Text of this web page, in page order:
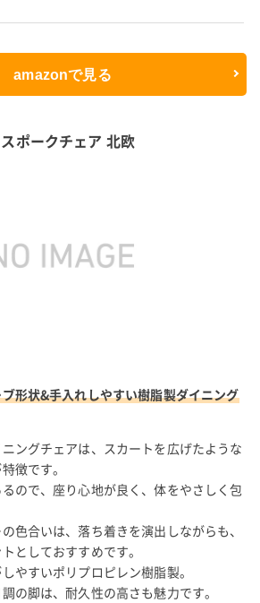
amazonで見る
ポークチェア 北欧
形状&手入れしやすい樹脂製ダイニング
ングチェアは、スカートを広げたような
徴です。
ので、座り心地が良く、体をやさしく包
色合いは、落ち着きを演出しながらも、
としておすすめです。
やすいポリプロピレン樹脂製。
の脚は、耐久性の高さも魅力です。